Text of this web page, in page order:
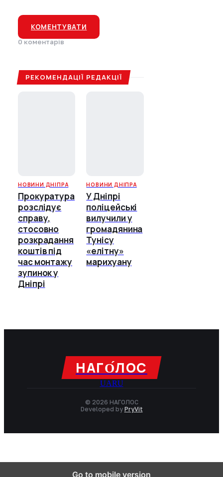
КОМЕНТУВАТИ
0 коментарів
РЕКОМЕНДАЦІЇ РЕДАКЦІЇ
НОВИНИ ДНІПРА
Прокуратура
розслідує
справу,
стосовно
розкрадання
коштів під
час монтажу
зупинок у
Дніпрі
НОВИНИ ДНІПРА
У Дніпрі
поліцейські
вилучили у
громадянина
Тунісу
«елітну»
марихуану
НАГО́ЛОC
UARU
© 2026 НАГОЛОC
Developed by PryVit
Go to mobile version